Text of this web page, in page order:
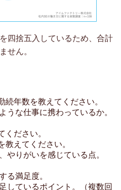
四捨五入しているため、合計
せん。
続年数を教えてください。
うな仕事に携わっているか。
ください。
教えてください。
やりがいを感じている点。
る満足度。
しているポイント。（複数回